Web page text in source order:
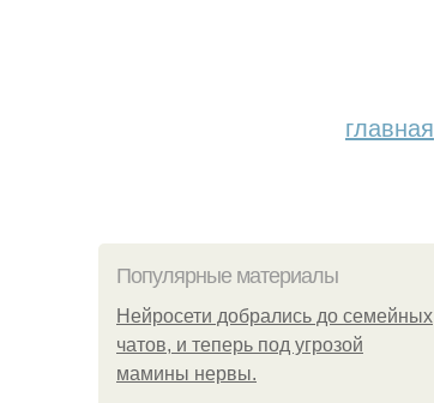
главная
Популярные материалы
Нейросети добрались до семейных
чатов, и теперь под угрозой
мамины нервы.